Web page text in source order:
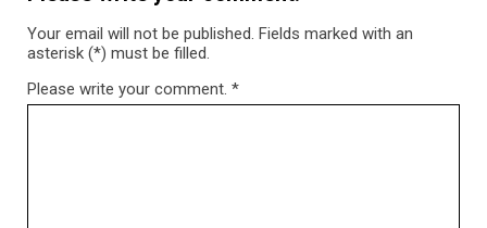
Your email will not be published. Fields marked with an
asterisk (*) must be filled.
Please write your comment. *